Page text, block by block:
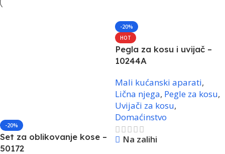
-20%
Set za oblikovanje kose –
50172
-20%
HOT
Pegla za kosu i uvijač –
10244A
Mali kućanski aparati,
Lična njega, Pegle za kosu,
Uvijači za kosu,
Domaćinstvo
Na zalihi